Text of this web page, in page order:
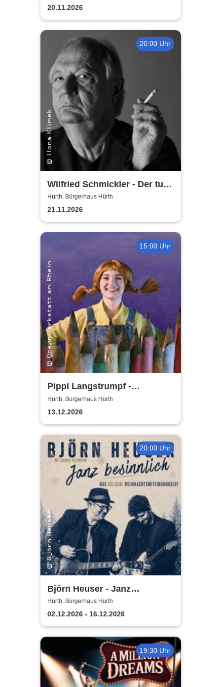
20.11.2026
20:00 Uhr
Wilfried Schmickler - Der tut's
noch
Hürth, Bürgerhaus Hürth
21.11.2026
15:00 Uhr
Pippi Langstrumpf -
Bürgerhaus Hürth
Hürth, Bürgerhaus Hürth
13.12.2026
20:00 Uhr
Björn Heuser - Janz
besinnlich
Hürth, Bürgerhaus Hürth
02.12.2026 - 16.12.2026
19:30 Uhr